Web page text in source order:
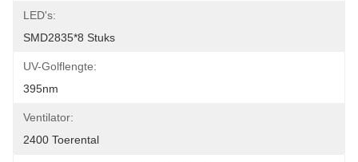
LED's:
SMD2835*8 Stuks
UV-Golflengte:
395nm
Ventilator:
2400 Toerental